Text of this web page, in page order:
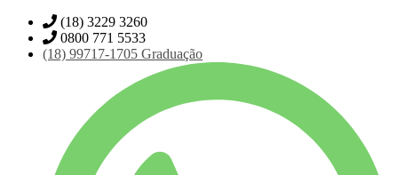
(18) 3229 3260
0800 771 5533
(18) 99717-1705 Graduação